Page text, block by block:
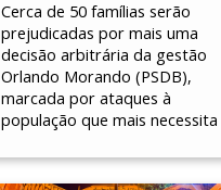
Cerca de 50 famílias serão
prejudicadas por mais uma
decisão arbitrária da gestão
Orlando Morando (PSDB),
marcada por ataques à
população que mais necessita